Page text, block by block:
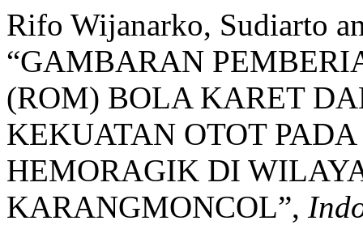
Rifo Wijanarko, Sudiarto
“GAMBARAN
(ROM) BOLA KARET
KEKUATAN OTOT
HEMORAGIK DI
KARANGMONCOL”,